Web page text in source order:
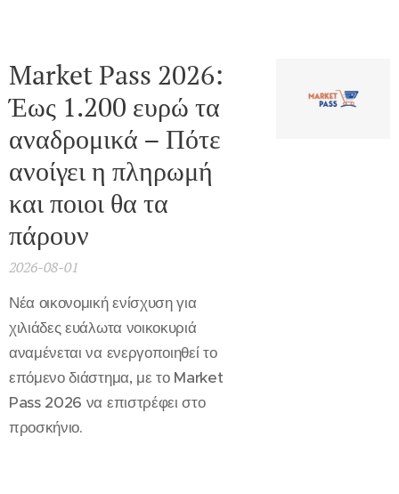
Market Pass 2026:
Έως 1.200 ευρώ τα
αναδρομικά – Πότε
ανοίγει η πληρωμή
και ποιοι θα τα
πάρουν
2026-08-01
Νέα οικονομική ενίσχυση για
χιλιάδες ευάλωτα νοικοκυριά
αναμένεται να ενεργοποιηθεί το
επόμενο διάστημα, με το Market
Pass 2026 να επιστρέφει στο
προσκήνιο.